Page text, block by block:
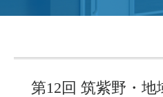
第12回 筑紫野・地